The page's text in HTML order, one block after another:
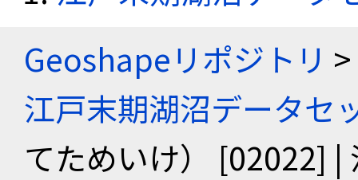
Geoshapeリポジトリ >
江戸末期湖沼データセ
てためいけ） [02022]